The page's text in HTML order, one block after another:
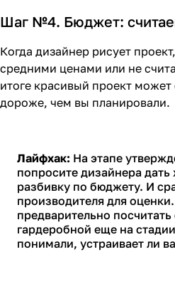
Шаг №4. Бюджет:
Когда дизайнер рисует
средними ценами или не
итоге красивый проект может
дороже, чем вы планировали.
Лайфхак: На этапе
попросите дизайнера
разбивку по бюджету. И
производителя для
предварительно
гардеробной еще на
понимали, устраивает ли